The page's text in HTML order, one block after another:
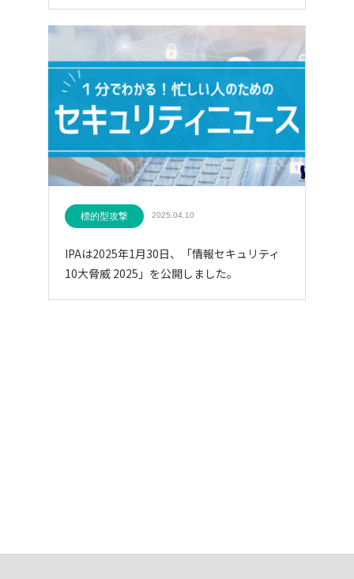
標的型攻撃 2025.04.10
IPAは2025年1月30日、「情報セキュリティ
10大脅威 2025」を公開しました。